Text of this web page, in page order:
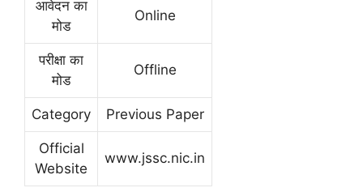
आवेदन का
मोड
Online
परीक्षा का
मोड
Offline
Category Previous Paper
Official
Website
www.jssc.nic.in